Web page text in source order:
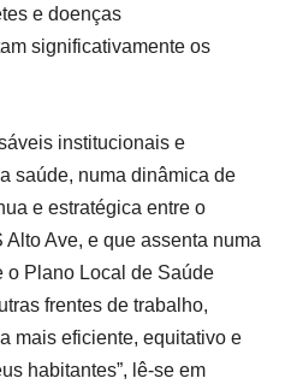
e doenças
significativamente os
institucionais e
saúde, numa dinâmica de
e estratégica entre o
Ave, e que assenta numa
o Plano Local de Saúde
frentes de trabalho,
mais eficiente, equitativo e
habitantes”, lê-se em